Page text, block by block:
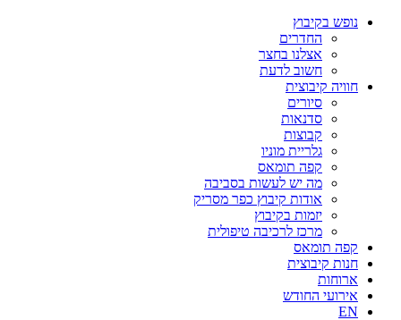
נופש בקיבוץ
החדרים
אצלנו בחצר
חשוב לדעת
חוויה קיבוצית
סיורים
סדנאות
קבוצות
גלריית מוניו
קפה תומאס
מה יש לעשות בסביבה
אודות קיבוץ כפר מסריק
יזמות בקיבוץ
מרכז לרכיבה טיפולית
קפה תומאס
חנות קיבוצית
ארוחות
אירועי החודש
EN